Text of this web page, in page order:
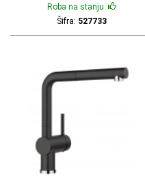
Roba na stanju
Šifra: 527733